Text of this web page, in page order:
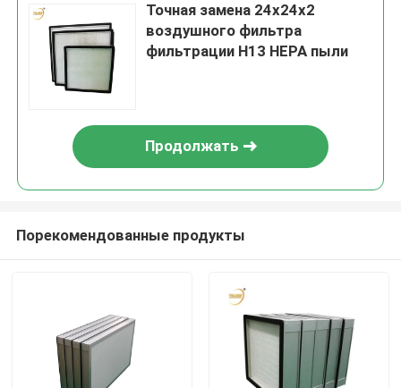
Точная замена 24x24x2
воздушного фильтра
фильтрации H13 HEPA пыли
Продолжать
Порекомендованные продукты